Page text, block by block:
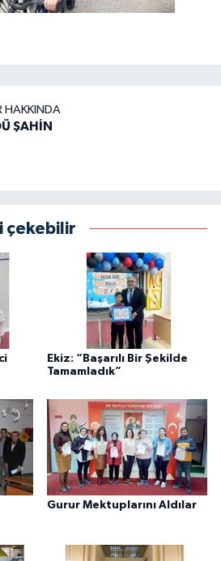
HAKKINDA
ŞAHİN
çekebilir
Ekiz: “Başarılı Bir Şekilde
Tamamladık”
Gurur Mektuplarını Aldılar